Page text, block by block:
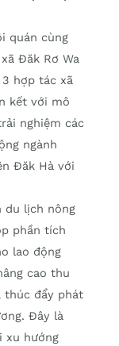
quán cùng
Đăk Rơ Wa
hợp tác xã
kết với mô
nghiệm các
ngành
Đăk Hà với
du lịch nông
phần tích
lao động
cao thu
thúc đẩy phát
Đây là
xu hướng